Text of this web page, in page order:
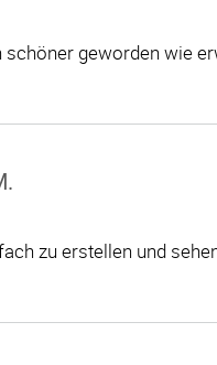
schöner geworden wie
zu erstellen und